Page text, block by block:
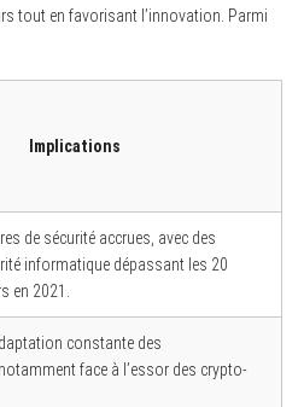
tout en favorisant l’innovation. Parmi
Implications
de sécurité accrues, avec des
informatique dépassant les 20
en 2021.
constante des
face à l’essor des crypto-